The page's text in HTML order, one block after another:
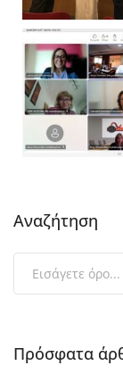
Αναζήτηση
Πρόσφατα